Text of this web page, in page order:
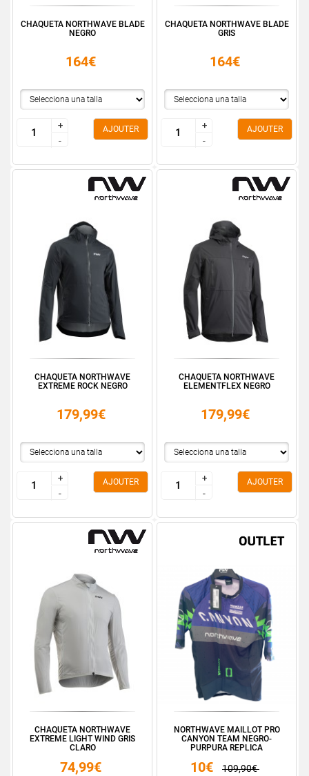
CHAQUETA NORTHWAVE BLADE
NEGRO
164€
+
-
+
-
AJOUTER
CHAQUETA NORTHWAVE BLADE
GRIS
164€
+
-
+
-
AJOUTER
CHAQUETA NORTHWAVE
EXTREME ROCK NEGRO
179,99€
+
-
+
-
AJOUTER
CHAQUETA NORTHWAVE
ELEMENTFLEX NEGRO
179,99€
+
-
+
-
AJOUTER
CHAQUETA NORTHWAVE
EXTREME LIGHT WIND GRIS
CLARO
74,99€
NORTHWAVE MAILLOT PRO
CANYON TEAM NEGRO-
PURPURA REPLICA
10€ 109,90€